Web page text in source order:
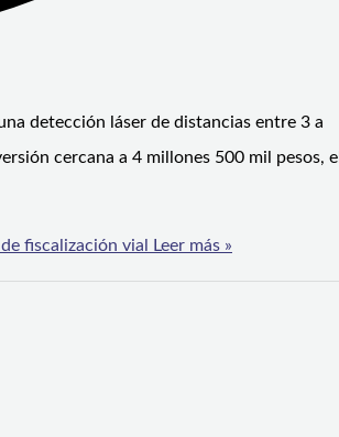
detección láser de distancias entre 3 a
cercana a 4 millones 500 mil pesos, el
fiscalización vial Leer más »